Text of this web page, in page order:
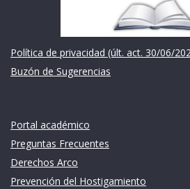
Política de privacidad (últ. act. 30/06/
Buzón de Sugerencias
Portal académico
Preguntas Frecuentes
Derechos Arco
Prevención del Hostigamiento